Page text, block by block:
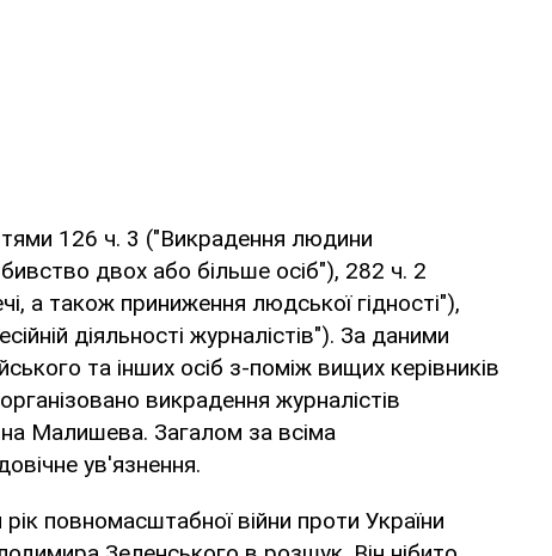
126 ч. 3 ("Викрадення людини
двох або більше осіб"), 282 ч. 2
а також приниження людської гідності"),
діяльності журналістів"). За даними
та інших осіб з-поміж вищих керівників
викрадення журналістів
Малишева. Загалом за всіма
ув'язнення.
повномасштабної війни проти України